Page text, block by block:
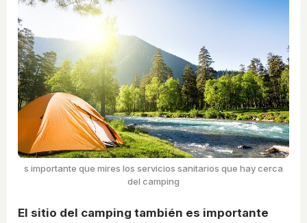
s importante que mires los servicios sanitarios que hay cerca
del camping
El sitio del camping también es importante